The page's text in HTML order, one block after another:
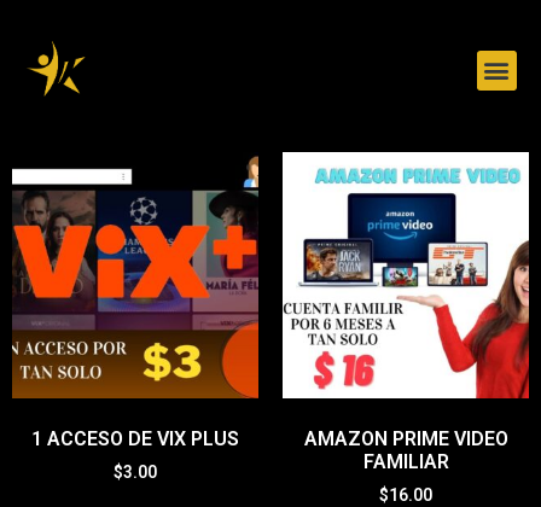
1 ACCESO DE VIX PLUS
$3.00
AMAZON PRIME VIDEO
FAMILIAR
$16.00